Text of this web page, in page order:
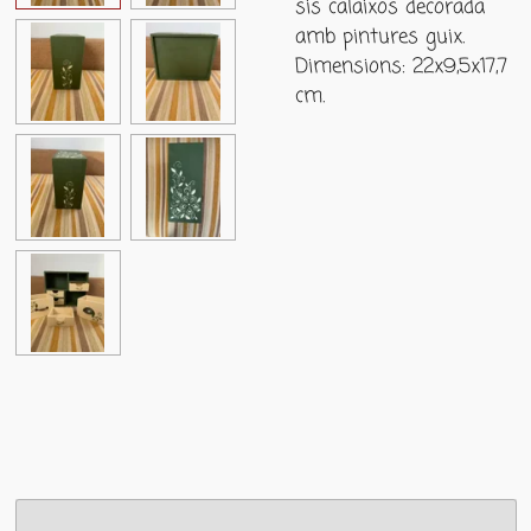
sis calaixos decorada
amb pintures guix.
Dimensions: 22x9,5x17,7
cm.